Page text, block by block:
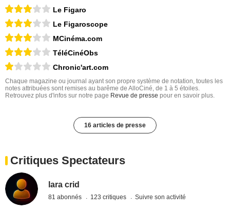
Le Figaro
Le Figaroscope
MCinéma.com
TéléCinéObs
Chronic'art.com
Chaque magazine ou journal ayant son propre système de notation, toutes les
notes attribuées sont remises au barême de AlloCiné, de 1 à 5 étoiles.
Retrouvez plus d'infos sur notre page Revue de presse pour en savoir plus.
16 articles de presse
Critiques Spectateurs
lara crid
81 abonnés 123 critiques Suivre son activité